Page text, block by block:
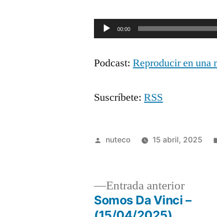
Reproductor
audio
00:00
Podcast:Reproducir en una
Suscríbete:RSS
Publicada
nuteco 15 abril, 2025
Entrada anteriorEntrada
Somos Da Vinci –